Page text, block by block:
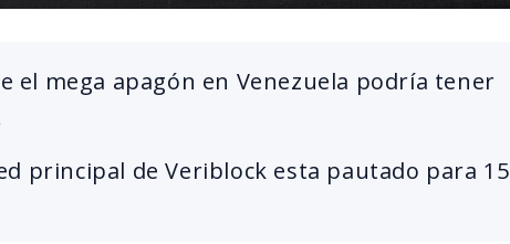
el mega apagón en Venezuela podría tener
principal de Veriblock esta pautado para 15